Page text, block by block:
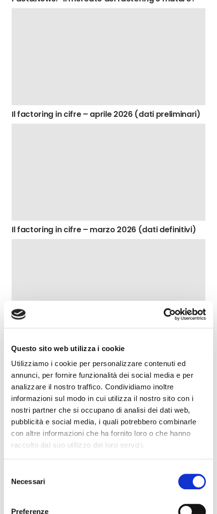
Questo sito web utilizza i cookie
Utilizziamo i cookie per personalizzare contenuti ed
annunci, per fornire funzionalità dei social media e per
analizzare il nostro traffico. Condividiamo inoltre
informazioni sul modo in cui utilizza il nostro sito con i
nostri partner che si occupano di analisi dei dati web,
pubblicità e social media, i quali potrebbero combinarle
con altre informazioni che ha fornito loro o che hanno
raccolto dal suo utilizzo dei loro servizi.
delNecessari
Preferenze
Il factoring in cifre – aprile 2026 (dati preliminari)
Il factoring in cifre – marzo 2026 (dati definitivi)
Festival dell’Economia di Trento 2026 | dal 20 al 24
maggio 2026
Credit Week 2026 | Data Power “Nel credito di
domani, chi controlla i dati guida il cambiamento”